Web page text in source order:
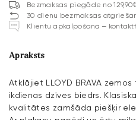
Bezmaksas piegāde no
30 dienu bezmaksas
Klientu apkalpošana –
Apraksts
Atklājiet LLOYD BRAVA
ikdienas dzīves biedrs.
kvalitātes zamšāda piešķir